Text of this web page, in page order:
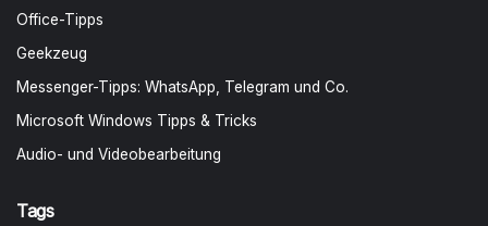
Office-Tipps
Geekzeug
Messenger-Tipps: WhatsApp, Telegram und Co.
Microsoft Windows Tipps & Tricks
Audio- und Videobearbeitung
Tags